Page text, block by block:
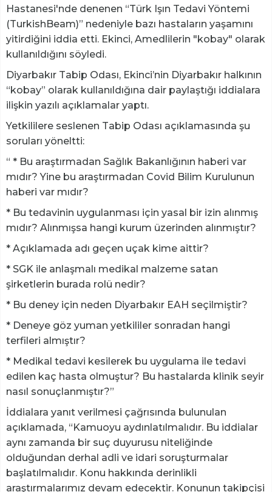
Hastanesi'nde denenen “Türk Işın Tedavi Yöntemi
(TurkishBeam)” nedeniyle bazı hastaların yaşamını
yitirdiğini iddia etti. Ekinci, Amedlilerin "kobay" olarak
kullanıldığını söyledi.
Diyarbakır Tabip Odası, Ekinci’nin Diyarbakır halkının
“kobay” olarak kullanıldığına dair paylaştığı iddialara
ilişkin yazılı açıklamalar yaptı.
Yetkililere seslenen Tabip Odası açıklamasında şu
soruları yöneltti:
“ * Bu araştırmadan Sağlık Bakanlığının haberi var
mıdır? Yine bu araştırmadan Covid Bilim Kurulunun
haberi var mıdır?
* Bu tedavinin uygulanması için yasal bir izin alınmış
mıdır? Alınmışsa hangi kurum üzerinden alınmıştır?
* Açıklamada adı geçen uçak kime aittir?
* SGK ile anlaşmalı medikal malzeme satan
şirketlerin burada rolü nedir?
* Bu deney için neden Diyarbakır EAH seçilmiştir?
* Deneye göz yuman yetkililer sonradan hangi
terfileri almıştır?
* Medikal tedavi kesilerek bu uygulama ile tedavi
edilen kaç hasta olmuştur? Bu hastalarda klinik seyir
nasıl sonuçlanmıştır?”
İddialara yanıt verilmesi çağrısında bulunulan
açıklamada, “Kamuoyu aydınlatılmalıdır. Bu iddialar
aynı zamanda bir suç duyurusu niteliğinde
olduğundan derhal adli ve idari soruşturmalar
başlatılmalıdır. Konu hakkında derinlikli
araştırmalarımız devam edecektir. Konunun takipçisi